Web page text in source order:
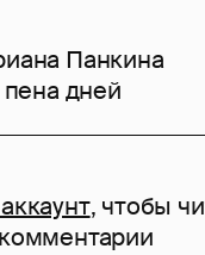
Панкина
пена дней
, чтобы